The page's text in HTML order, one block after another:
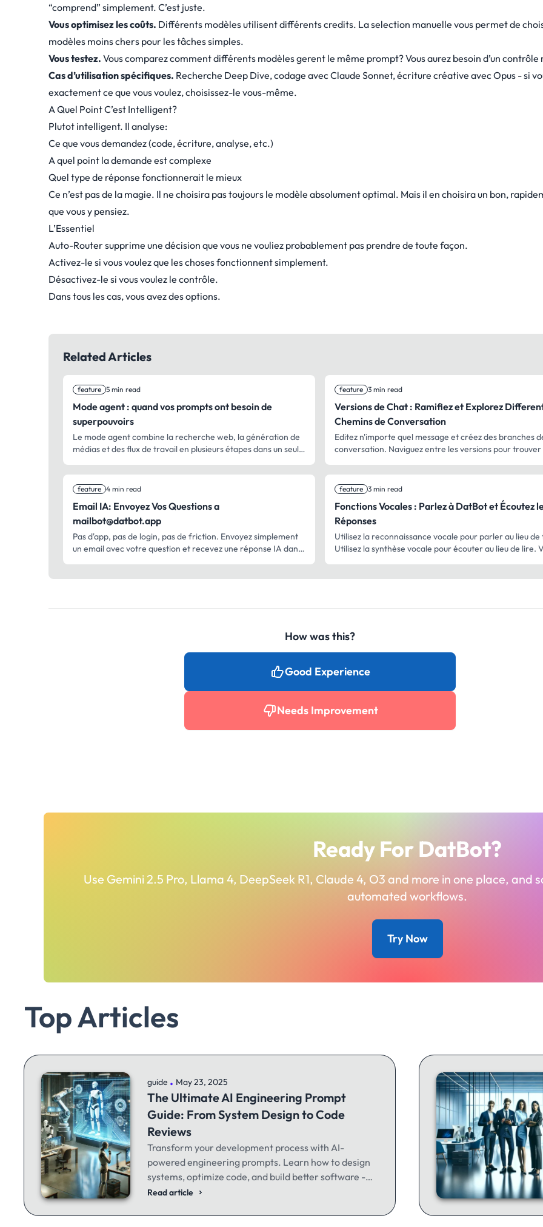
“comprend” simplement. C’est juste.
Vous optimisez les coûts. Différents modèles utilisent différents credits. La selection manuelle vous permet de
modèles moins chers pour les tâches simples.
Vous testez. Vous comparez comment différents modèles gerent le même prompt? Vous aurez besoin d’un contrôle
Cas d’utilisation spécifiques. Recherche Deep Dive, codage avec Claude Sonnet, écriture créative avec Opus - si
exactement ce que vous voulez, choisissez-le vous-même.
A Quel Point C’est Intelligent?
Plutot intelligent. Il analyse:
Ce que vous demandez (code, écriture, analyse, etc.)
A quel point la demande est complexe
Quel type de réponse fonctionnerait le mieux
Ce n’est pas de la magie. Il ne choisira pas toujours le modèle absolument optimal. Mais il en choisira un bon,
que vous y pensiez.
L’Essentiel
Auto-Router supprime une décision que vous ne vouliez probablement pas prendre de toute façon.
Activez-le si vous voulez que les choses fonctionnent simplement.
Désactivez-le si vous voulez le contrôle.
Dans tous les cas, vous avez des options.
Related Articles
feature 5 min read
Mode agent : quand vos prompts ont besoin de
superpouvoirs
Le mode agent combine la recherche web, la génération de
médias et des flux de travail en plusieurs étapes dans un seul
feature 3 min read
Versions de Chat : Ramifiez et Explorez
Chemins de Conversation
Editez n'importe quel message et créez des branches
conversation. Naviguez entre les versions pour trouver
feature 4 min read
Email IA: Envoyez Vos Questions a
mailbot@datbot.app
Pas d'app, pas de login, pas de friction. Envoyez simplement
un email avec votre question et recevez une réponse IA dans
feature 3 min read
Fonctions Vocales : Parlez à DatBot et Écoutez
Réponses
Utilisez la reconnaissance vocale pour parler au lieu de
Utilisez la synthèse vocale pour écouter au lieu de lire.
How was this?
Good Experience
Needs Improvement
Ready For DatBot?
Use Gemini 2.5 Pro, Llama 4, DeepSeek R1, Claude 4, O3 and more in one place,
automated workflows.
Try Now
Top Articles
guide . May 23, 2025
The Ultimate AI Engineering Prompt
Guide: From System Design to Code
Reviews
Transform your development process with AI-
powered engineering prompts. Learn how to design
systems, optimize code, and build better software -
whether you're a seasoned dev or just getting
Read article